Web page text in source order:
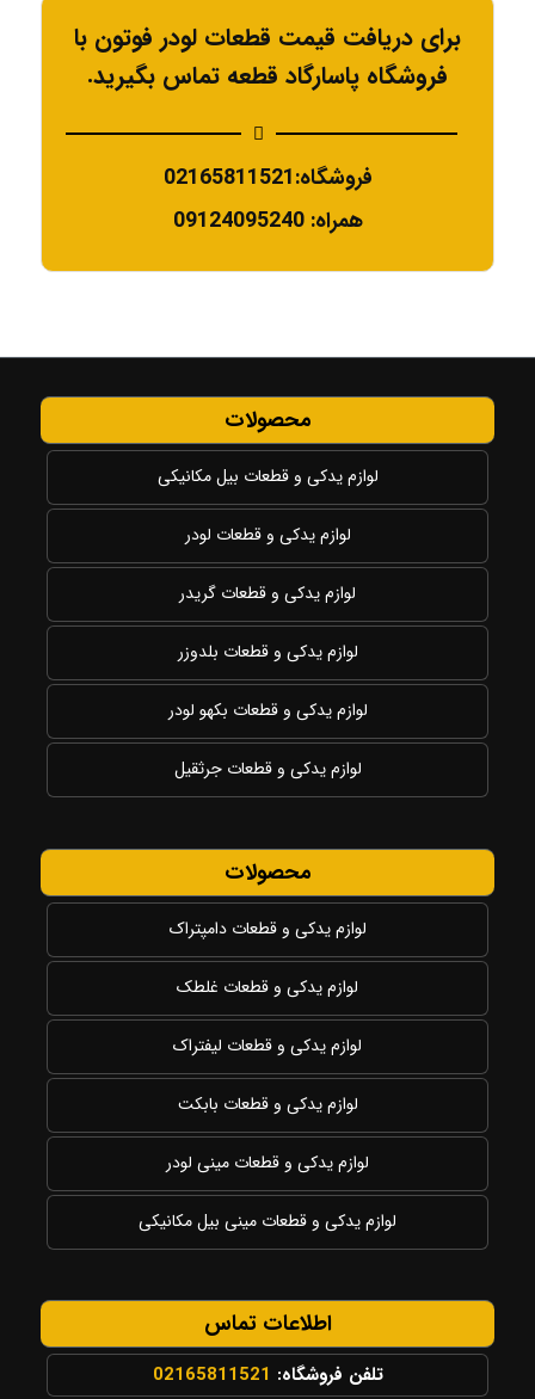
برای دریافت قیمت قطعات لودر فوتون با
فروشگاه پاسارگاد قطعه تماس بگیرید.
فروشگاه:02165811521
همراه: 09124095240
محصولات
لوازم یدکی و قطعات بیل مکانیکی
لوازم یدکی و قطعات لودر
لوازم یدکی و قطعات گریدر
لوازم یدکی و قطعات بلدوزر
لوازم یدکی و قطعات بکهو لودر
لوازم یدکی و قطعات جرثقیل
محصولات
لوازم یدکی و قطعات دامپتراک
لوازم یدکی و قطعات غلطک
لوازم یدکی و قطعات لیفتراک
لوازم یدکی و قطعات بابکت
لوازم یدکی و قطعات مینی لودر
لوازم یدکی و قطعات مینی بیل مکانیکی
اطلاعات تماس
تلفن فروشگاه: 02165811521